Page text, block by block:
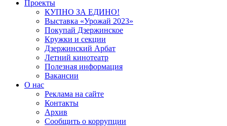
Проекты
КУПНО ЗА ЕДИНО!
Выставка «Урожай 2023»
Покупай Дзержинское
Кружки и секции
Дзержинский Арбат
Летний кинотеатр
Полезная информация
Вакансии
О нас
Реклама на сайте
Контакты
Архив
Сообщить о коррупции